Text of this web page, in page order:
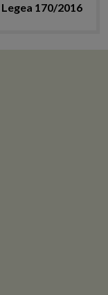
Legea 170/2016